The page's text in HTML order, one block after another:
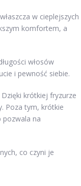
w cieplejszych
komfortem, a
włosów
i pewność siebie.
Dzięki krótkiej fryzurze
Poza tym, krótkie
pozwala na
co czyni je